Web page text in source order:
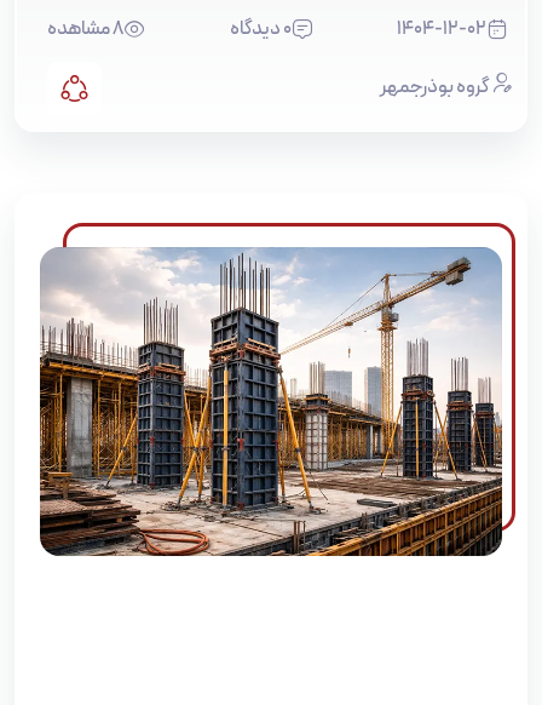
1404-12-02 0 دیدگاه
8 مشاهده
گروه بوذرجمهر